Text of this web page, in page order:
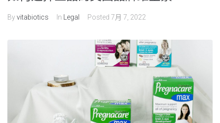
Byvitabiotics In Legal Posted 7月 7, 2022